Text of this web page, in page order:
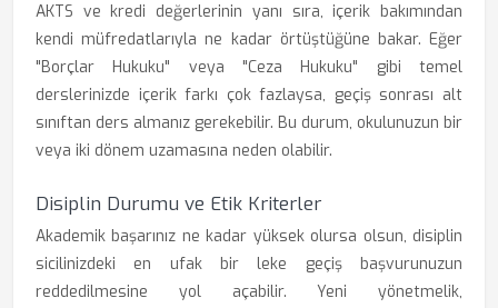
AKTS ve kredi değerlerinin yanı sıra, içerik bakımından
kendi müfredatlarıyla ne kadar örtüştüğüne bakar. Eğer
"Borçlar Hukuku" veya "Ceza Hukuku" gibi temel
derslerinizde içerik farkı çok fazlaysa, geçiş sonrası alt
sınıftan ders almanız gerekebilir. Bu durum, okulunuzun bir
veya iki dönem uzamasına neden olabilir.
Disiplin Durumu ve Etik Kriterler
Akademik başarınız ne kadar yüksek olursa olsun, disiplin
sicilinizdeki en ufak bir leke geçiş başvurunuzun
reddedilmesine yol açabilir. Yeni yönetmelik,